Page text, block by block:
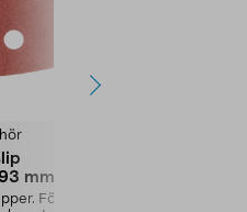
mm, 5-
För